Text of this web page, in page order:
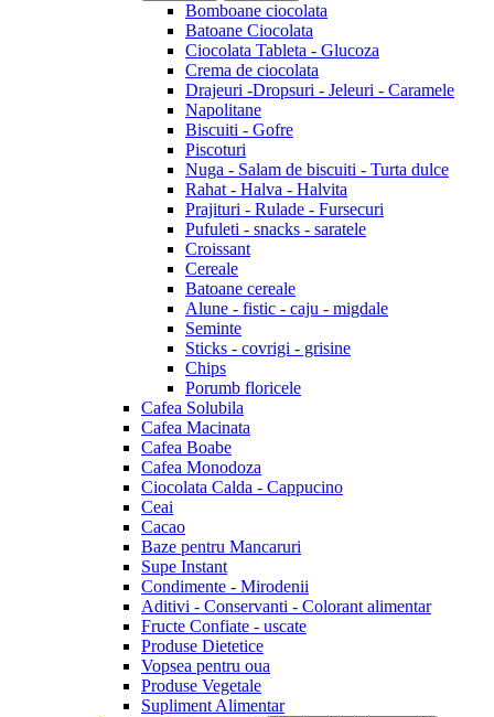
Bomboane ciocolata
Batoane Ciocolata
Ciocolata Tableta - Glucoza
Crema de ciocolata
Drajeuri -Dropsuri - Jeleuri - Caramele
Napolitane
Biscuiti - Gofre
Piscoturi
Nuga - Salam de biscuiti - Turta dulce
Rahat - Halva - Halvita
Prajituri - Rulade - Fursecuri
Pufuleti - snacks - saratele
Croissant
Cereale
Batoane cereale
Alune - fistic - caju - migdale
Seminte
Sticks - covrigi - grisine
Chips
Porumb floricele
Cafea Solubila
Cafea Macinata
Cafea Boabe
Cafea Monodoza
Ciocolata Calda - Cappucino
Ceai
Cacao
Baze pentru Mancaruri
Supe Instant
Condimente - Mirodenii
Aditivi - Conservanti - Colorant alimentar
Fructe Confiate - uscate
Produse Dietetice
Vopsea pentru oua
Produse Vegetale
Supliment Alimentar